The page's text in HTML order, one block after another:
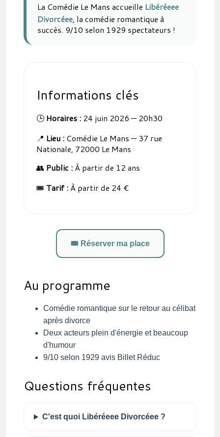
La Comédie Le Mans accueille Libéréeee
Divorcéee, la comédie romantique à
succès. 9/10 selon 1929 spectateurs !
Informations clés
🕒 Horaires : 24 juin 2026 — 20h30
📍 Lieu : Comédie Le Mans — 37 rue
Nationale, 72000 Le Mans
👥 Public : À partir de 12 ans
🎟️ Tarif : À partir de 24 €
🎟️ Réserver ma place
Au programme
Comédie romantique sur le retour au célibat
après divorce
Deux acteurs plein d'énergie et beaucoup
d'humour
9/10 selon 1929 avis Billet Réduc
Questions fréquentes
C'est quoi Libéréeee Divorcéee ?